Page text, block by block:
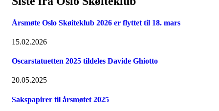
Årsmøte Oslo Skøiteklub 2026 er flyttet til 18. mars
15.02.2026
Oscarstatuetten 2025 tildeles Davide Ghiotto
20.05.2025
Sakspapirer til årsmøtet 2025